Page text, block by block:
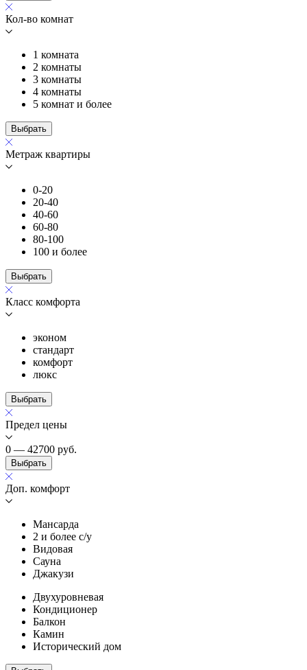
Кол-во комнат
1 комната
2 комнаты
3 комнаты
4 комнаты
5 комнат и более
Выбрать
Метраж квартиры
0-20
20-40
40-60
60-80
80-100
100 и более
Выбрать
Класс комфорта
эконом
стандарт
комфорт
люкс
Выбрать
Предел цены
0 — 42700 руб.
Выбрать
Доп. комфорт
Мансарда
2 и более с/у
Видовая
Сауна
Джакузи
Двухуровневая
Кондиционер
Балкон
Камин
Исторический дом